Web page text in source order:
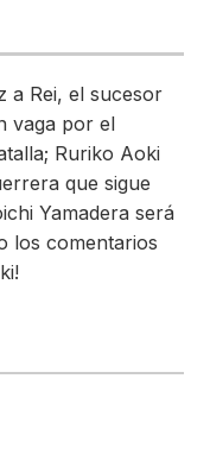
a Rei, el sucesor
vaga por el
Ruriko Aoki
que sigue
Yamadera será
los comentarios